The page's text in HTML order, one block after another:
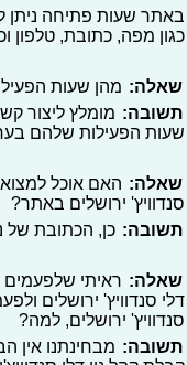
באתר שעות פתיחה ניתן
כגון מפה, כתובת, טלפון
שאלה: מהן שעות
תשובה: מומלץ ליצור
שעות הפעילות שלהם
שאלה: האם אוכל
סנדוויץ' ירושלים באתר?
תשובה: כן, הכתובת של
שאלה: ראיתי שלפעמים
דלי סנדוויץ' ירושלים
סנדוויץ' ירושלים, למה?
תשובה: מבחינתנו אין